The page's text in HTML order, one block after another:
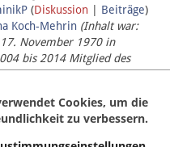
(Diskussion Beiträge)
Koch-Mehrin (Inhalt war:
November 1970 in
bis 2014 Mitglied des
November 2014 ist sie für
Cookies, um die
zu verbessern.